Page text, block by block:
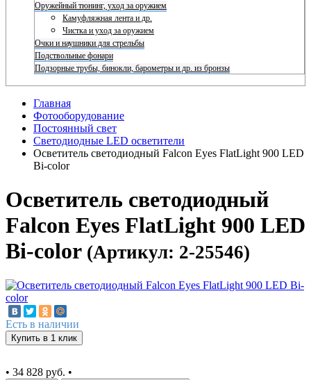
Оружейный тюнинг, уход за оружием
Камуфляжная лента и др.
Чистка и уход за оружием
Очки и наушники для стрельбы
Подствольные фонари
Подзорные трубы, бинокли, барометры и др. из бронзы
Главная
Фотооборудование
Постоянный свет
Светодиодные LED осветители
Осветитель светодиодный Falcon Eyes FlatLight 900 LED
Bi-color
Осветитель светодиодный
Falcon Eyes FlatLight 900 LED
Bi-color (Артикул: 2-25546)
Есть в наличии
Купить в 1 клик
• 34 828 руб. •